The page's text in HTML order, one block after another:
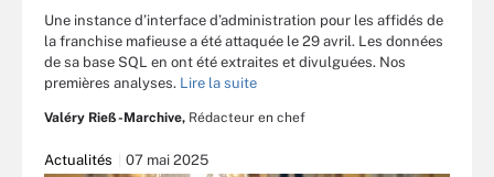
Une instance d’interface d’administration pour les affidés de
la franchise mafieuse a été attaquée le 29 avril. Les données
de sa base SQL en ont été extraites et divulguées. Nos
premières analyses. Lire la suite
Valéry Rieß-Marchive, Rédacteur en chef
Actualités 07 mai 2025